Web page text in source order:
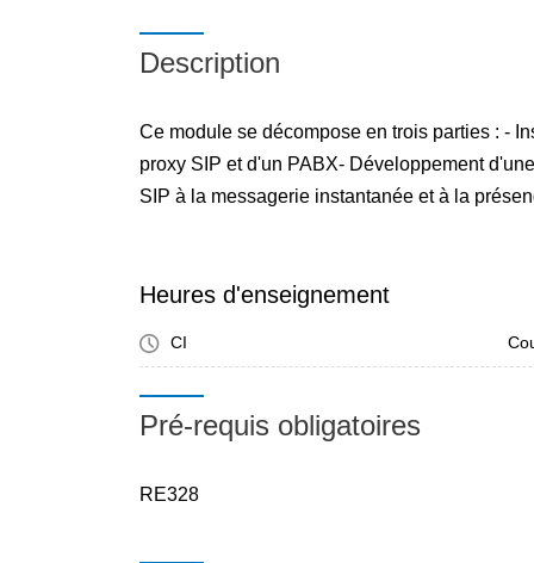
Description
Ce module se décompose en trois parties : -
proxy SIP et d'un PABX- Développement
SIP à la messagerie instantanée et à la
Heures d'enseignement
CI
Pré-requis obligatoires
RE328